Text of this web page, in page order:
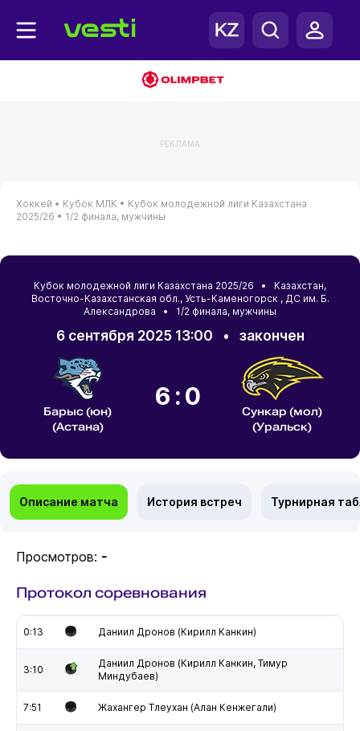
РЕКЛАМА
Хоккей • Кубок МЛК • Кубок молодежной лиги Казахстана
2025/26 • 1/2 финала, мужчины
Кубок молодежной лиги Казахстана 2025/26 • Казахстан,
Восточно-Казахстанская обл., Усть-Каменогорск , ДС им. Б.
Александрова • 1/2 финала, мужчины
6 сентября 2025 13:00 • закончен
Барыс (юн)
(Астана)
6:0
Сункар (мол)
(Уральск)
Описание матча История встреч Турнирная
Просмотров: -
Протокол соревнования
0:13 Даниил Дронов (Кирилл Канкин)
3:10
Даниил Дронов (Кирилл Канкин, Тимур
Миндубаев)
7:51 Жахангер Тлеухан (Алан Кенжегали)